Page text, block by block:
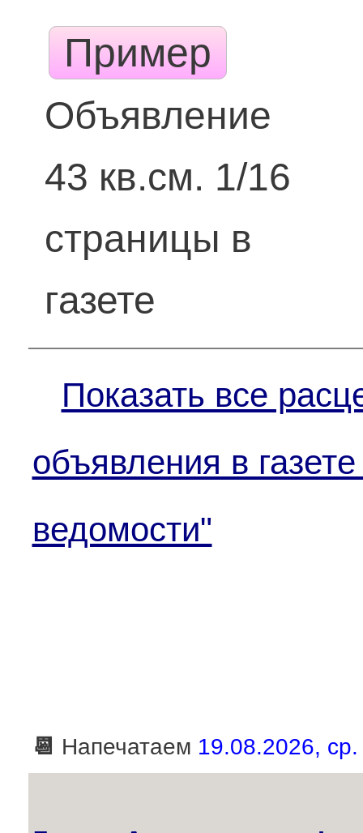
Пример
Объявление
43 кв.см. 1/16
страницы в
газете
Показать все
объявления в
ведомости"
📆 Напечатаем 19.08.2026, ср.